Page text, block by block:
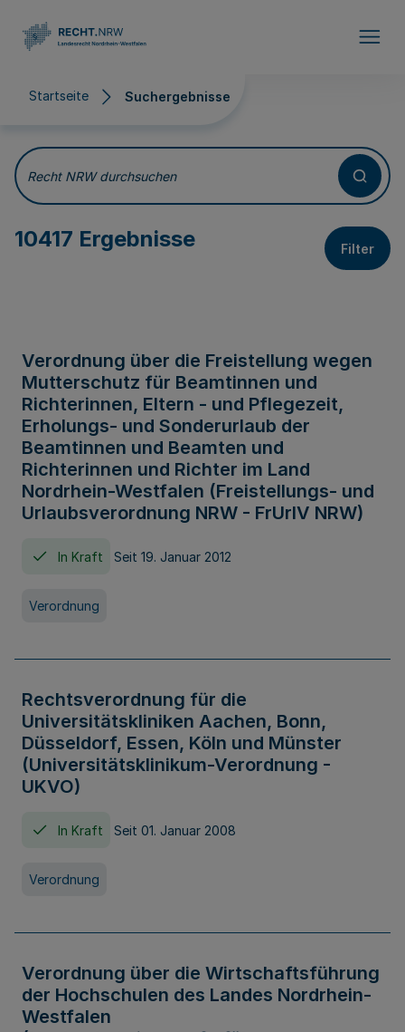
Startseite Suchergebnisse
Suchergebnisse
Recht NRW durchsuchen
10417 Ergebnisse Filter
Verordnung über die Freistellung wegen
Mutterschutz für Beamtinnen und
Richterinnen, Eltern - und Pflegezeit,
Erholungs- und Sonderurlaub der
Beamtinnen und Beamten und
Richterinnen und Richter im Land
Nordrhein-Westfalen (Freistellungs- und
Urlaubsverordnung NRW - FrUrlV NRW)
In Kraft Seit 19. Januar 2012
Verordnung
Rechtsverordnung für die
Universitätskliniken Aachen, Bonn,
Düsseldorf, Essen, Köln und Münster
(Universitätsklinikum-Verordnung -
UKVO)
In Kraft Seit 01. Januar 2008
Verordnung
Verordnung über die Wirtschaftsführung
der Hochschulen des Landes Nordrhein-
Westfalen